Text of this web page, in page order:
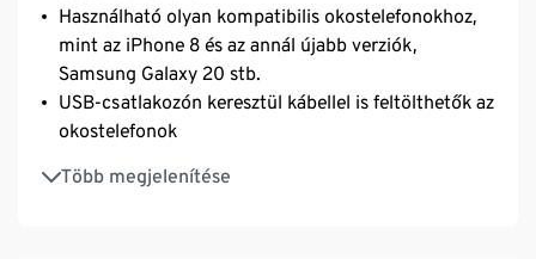
Használható olyan kompatibilis okostelefonokhoz,
mint az iPhone 8 és az annál újabb verziók,
Samsung Galaxy 20 stb.
USB-csatlakozón keresztül kábellel is feltölthetők az
okostelefonok
Több megjelenítése
Túláram, túlmelegedés és túlfeszültség elleni
védelemmel